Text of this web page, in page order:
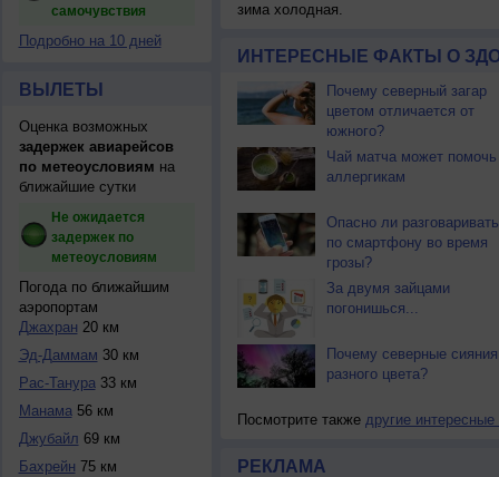
самочувствия
Подробно на 10 дней
ВЫЛЕТЫ
Оценка возможных
задержек авиарейсов
по метеоусловиям на
ближайшие сутки
Не ожидается
задержек по
метеоусловиям
Погода по ближайшим
аэропортам
Джахран 20 км
Эд-Даммам 30 км
Рас-Танура33 км
Манама56 км
Джубайл 69 км
Бахрейн 75 км
зима холодная.
ИНТЕРЕСНЫЕ ФАКТЫ О
Почему северный загар
цветом отличается от
южного?
Чай матча может помочь
аллергикам
Опасно ли разговаривать
по смартфону во время
грозы?
За двумя зайцами
погонишься...
Почему северные сияния
разного цвета?
Посмотрите также другие интересные
РЕКЛАМА